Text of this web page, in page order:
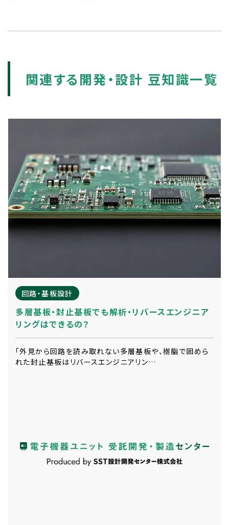
関連する開発・設計 豆知識一覧
回路・基板設計
多層基板・封止基板でも解析・リバースエンジニア
リングはできるの？
「外見から回路を読み取れない多層基板や、樹脂で固めら
れた封止基板はリバースエンジニアリン…